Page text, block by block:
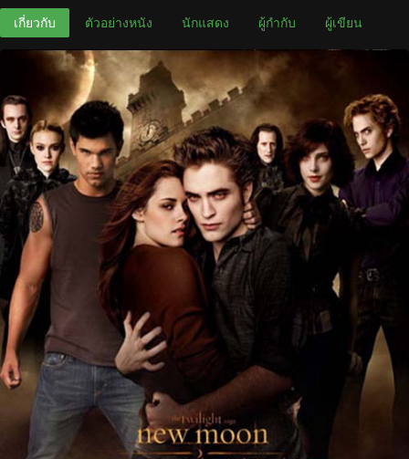
เกี่ยวกับ ตัวอย่างหนัง นักแสดง ผู้กำกับ ผู้เขียน